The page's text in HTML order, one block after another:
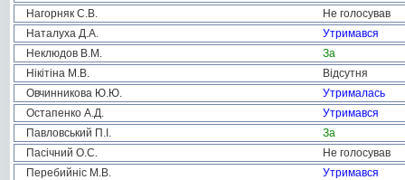
Нагорняк С.В.
Не голосував
Наталуха Д.А.
Утримався
Неклюдов В.М.
За
Нікітіна М.В.
Відсутня
Овчинникова Ю.Ю.
Утрималась
Остапенко А.Д.
Утримався
Павловський П.І.
За
Пасічний О.С.
Не голосував
Перебийніс М.В.
Утримався